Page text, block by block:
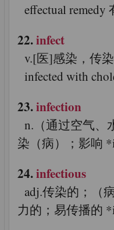
effectual remedy
22.infect
v.[医]感染，传
infected with
23.infection
n.（通过空气、
染（病）；影响
24.infectious
adj.传染的；（
力的；易传播的